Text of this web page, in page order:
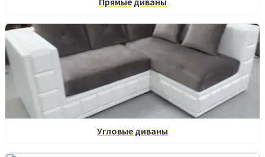
Угловые диваны